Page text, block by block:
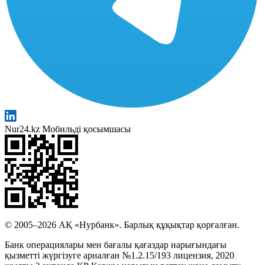
Nur24.kz Мобильді қосымшасы
© 2005–2026 АҚ «Нурбанк». Барлық құқықтар қорғалған.
Банк операциялары мен бағалы қағаздар нарығындағы
қызметті жүргізуге арналған №1.2.15/193 лицензия, 2020